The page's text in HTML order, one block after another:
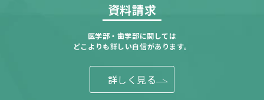
資料請求
医学部・歯学部に関しては
どこよりも詳しい自信があります。
詳しく見る